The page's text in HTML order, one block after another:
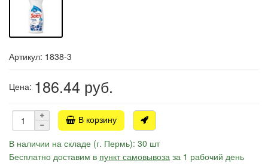
Артикул: 1838-3
Цена: 186.44 руб.
В корзину
В наличии на складе (г. Пермь): 30 шт
Бесплатно доставим в пункт самовывоза за 1 рабочий день